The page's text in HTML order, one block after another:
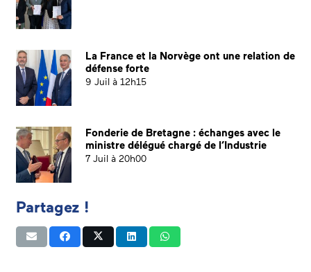
La France et la Norvège ont une relation de
défense forte
9 Juil à 12h15
Fonderie de Bretagne : échanges avec le
ministre délégué chargé de l’Industrie
7 Juil à 20h00
Partagez !